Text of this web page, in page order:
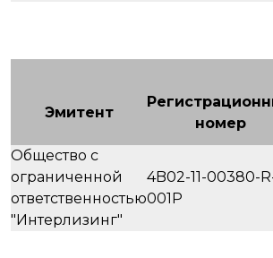
Эмитент
номер
Общество с
ограниченной
ответственностью
"Интерлизинг"
4B02-11-00380-
001P